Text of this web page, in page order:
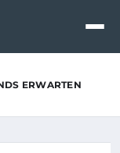
ERWARTEN